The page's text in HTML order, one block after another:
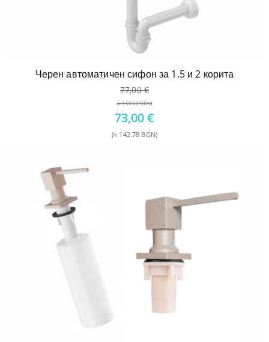
Черен автоматичен сифон за 1.5 и 2 корита
77,00€
(≈ 150.60 BGN)
Original
price
was:
73,00€
(≈ 142.78 BGN)